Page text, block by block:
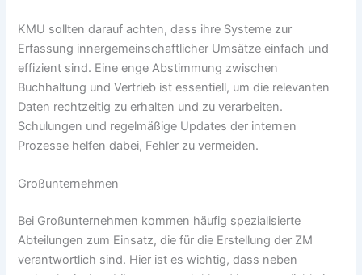
KMU sollten darauf achten, dass ihre Systeme zur
Erfassung innergemeinschaftlicher Umsätze einfach und
effizient sind. Eine enge Abstimmung zwischen
Buchhaltung und Vertrieb ist essentiell, um die relevanten
Daten rechtzeitig zu erhalten und zu verarbeiten.
Schulungen und regelmäßige Updates der internen
Prozesse helfen dabei, Fehler zu vermeiden.
Großunternehmen
Bei Großunternehmen kommen häufig spezialisierte
Abteilungen zum Einsatz, die für die Erstellung der ZM
verantwortlich sind. Hier ist es wichtig, dass neben